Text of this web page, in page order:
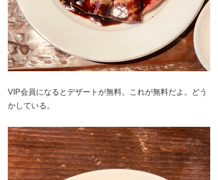
VIP会員になるとデザートが無料。これが無料だよ。どう
かしている。